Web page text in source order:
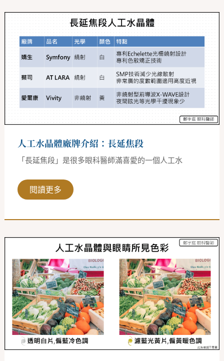
人工水晶體廠牌介紹：長延焦段
「長延焦段」是很多眼科醫師滿喜愛的一個人工水
人
晶
體
廠
紹：
長
延
焦
閱讀更多
濾
光
黃
色
人
工
水
晶
體：
白
內
障
手
術